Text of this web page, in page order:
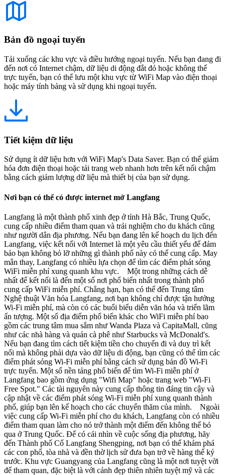
Bản đồ ngoại tuyến
Tải xuống các khu vực và điều hướng ngoại tuyến. Nếu bạn đang đi
đến nơi có Internet chậm, dữ liệu di động đắt đỏ hoặc không thể
trực tuyến, bạn có thể lưu một khu vực từ WiFi Map vào điện thoại
hoặc máy tính bảng và sử dụng khi ngoại tuyến.
Tiết kiệm dữ liệu
Sử dụng ít dữ liệu hơn với WiFi Map's Data Saver. Bạn có thể giảm
hóa đơn điện thoại hoặc tải trang web nhanh hơn trên kết nối chậm
bằng cách giảm lượng dữ liệu mà thiết bị của bạn sử dụng.
Nơi bạn có thể có được internet mở Langfang
Langfang là một thành phố xinh đẹp ở tỉnh Hà Bắc, Trung Quốc,
cung cấp nhiều điểm tham quan và trải nghiệm cho du khách cũng
như người dân địa phương. Nếu bạn đang lên kế hoạch du lịch đến
Langfang, việc kết nối với Internet là một yêu cầu thiết yếu để đảm
bảo bạn không bỏ lỡ những gì thành phố này có thể cung cấp. May
mắn thay, Langfang có nhiều lựa chọn để tìm các điểm phát sóng
WiFi miễn phí xung quanh khu vực. Một trong những cách dễ
nhất để kết nối là đến một số nơi phổ biến nhất trong thành phố
cung cấp WiFi miễn phí. Chẳng hạn, bạn có thể đến Trung tâm
Nghệ thuật Văn hóa Langfang, nơi bạn không chỉ được tận hưởng
Wi-Fi miễn phí, mà còn có các buổi biểu diễn văn hóa và triển lãm
ấn tượng. Một số địa điểm phổ biến khác cho WiFi miễn phí bao
gồm các trung tâm mua sắm như Wanda Plaza và CapitaMall, cũng
như các nhà hàng và quán cà phê như Starbucks và McDonald's.
Nếu bạn đang tìm cách tiết kiệm tiền cho chuyến đi và duy trì kết
nối mà không phải dựa vào dữ liệu di động, bạn cũng có thể tìm các
điểm phát sóng Wi-Fi miễn phí bằng cách sử dụng bản đồ Wi-Fi
trực tuyến. Một số nền tảng phổ biến để tìm Wi-Fi miễn phí ở
Langfang bao gồm ứng dụng "Wifi Map" hoặc trang web "Wi-Fi
Free Spot." Các tài nguyên này cung cấp thông tin đáng tin cậy và
cập nhật về các điểm phát sóng Wi-Fi miễn phí xung quanh thành
phố, giúp bạn lên kế hoạch cho các chuyến thăm của mình. Ngoài
việc cung cấp Wi-Fi miễn phí cho du khách, Langfang còn có nhiều
điểm tham quan làm cho nó trở thành một điểm đến không thể bỏ
qua ở Trung Quốc. Để có cái nhìn về cuộc sống địa phương, hãy
đến Thành phố Cổ Langfang Shengping, nơi bạn có thể khám phá
các con phố, tòa nhà và đền thờ lịch sử đưa bạn trở về hàng thế kỷ
trước. Khu vực Guangyang của Langfang cũng là một nơi tuyệt vời
để tham quan, đặc biệt là với cảnh đẹp thiên nhiên tuyệt mỹ và các